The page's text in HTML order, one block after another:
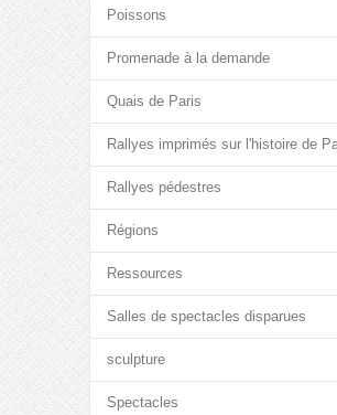
Poissons
Promenade à la demande
Quais de Paris
Rallyes imprimés sur l'histoire de
Rallyes pédestres
Régions
Ressources
Salles de spectacles disparues
sculpture
Spectacles